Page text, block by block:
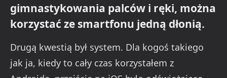
gimnastykowania palców i ręki, można
korzystać ze smartfonu jedną dłonią.
Drugą kwestią był system. Dla kogoś takiego
jak ja, kiedy to cały czas korzystałem z